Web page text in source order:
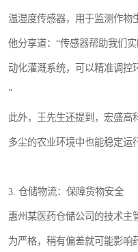
温湿度传感器，用于监测作物
他分享道：“传感器帮助我们
动化灌溉系统，可以精准调控
”
此外，王先生还提到，宏盛高
多尘的农业环境中也能稳定运
3. 仓储物流：保障货物安全
惠州某医药仓储公司的技术主
为严格，稍有偏差就可能影响